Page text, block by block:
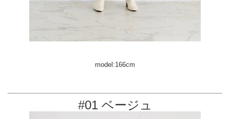
model:166cm
#01 ベージュ